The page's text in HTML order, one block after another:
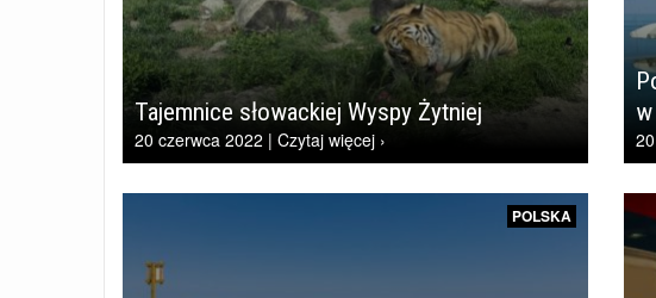
Tajemnice słowackiej Wyspy Żytniej
20 czerwca 2022 | Czytaj więcej ›
POLSKA